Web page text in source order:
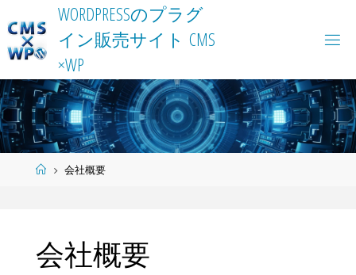
to
content
WORDPRESSのプラ グ
イ ン販売サイ ト CMS
×WP
Home会社概要
会社概要